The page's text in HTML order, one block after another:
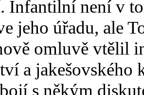
Infantilní není v
jeho úřadu, ale
omluvě vtělil
a
s někým